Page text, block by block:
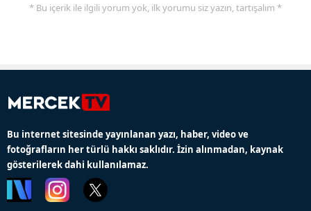
* Bu içerik ile ilgili yorum yok, ilk yorumu siz yazın, tartışalım *
Bu internet sitesinde yayınlanan yazı, haber, video ve
fotoğrafların her türlü hakkı saklıdır. İzin alınmadan, kaynak
gösterilerek dahi kullanılamaz.